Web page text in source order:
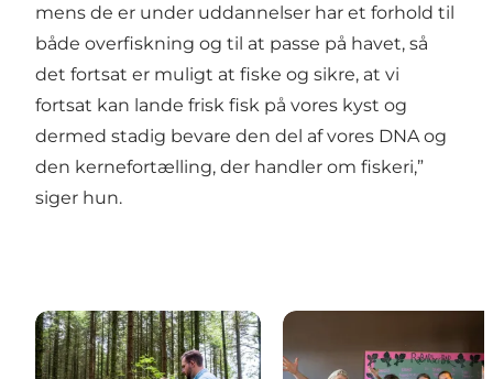
mens de er under uddannelser har et forhold til
både overfiskning og til at passe på havet, så
det fortsat er muligt at fiske og sikre, at vi
fortsat kan lande frisk fisk på vores kyst og
dermed stadig bevare den del af vores DNA og
den kernefortælling, der handler om fiskeri,”
siger hun.